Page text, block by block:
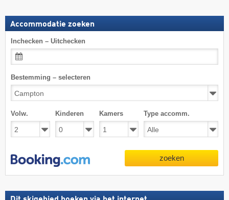
Accommodatie zoeken
Inchecken – Uitchecken
Bestemming – selecteren
Volw. Kinderen Kamers Type accomm.
zoeken